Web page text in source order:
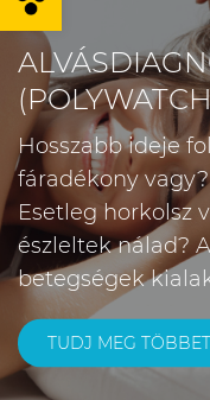
Hosszabb ideje
fáradékony
Esetleg horkolsz
észleltek nálad?
betegségek
TUDJ MEG TÖBBET